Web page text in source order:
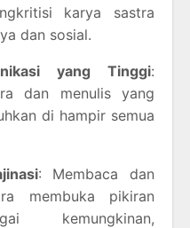
karya sastra
dan sosial.
yang Tinggi:
dan menulis yang
di hampir semua
: Membaca dan
membuka pikiran
kemungkinan,